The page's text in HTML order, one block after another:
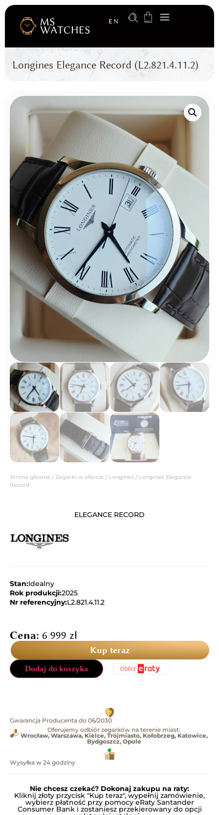
EN
Longines Elegance Record (L2.821.4.11.2)
Strona główna / Zegarki w ofercie / Longines / Longines Elegance
Record
ELEGANCE RECORD
Stan:Idealny
Rok produkcji:2025
Nr referencyjny:L2.821.4.11.2
Cena: 6 999 zł
Kup teraz
Dodaj do koszyka
Gwarancja Producenta do 06/2030
Oferujemy odbiór zegarków na terenie miast:
Wrocław, Warszawa, Kielce, Trójmiasto, Kołobrzeg, Katowice,
Bydgoszcz, Opole
Wysyłka w 24 godziny
Nie chcesz czekać? Dokonaj zakupu na raty:
Kliknij złoty przycisk "Kup teraz", wypełnij zamówienie,
wybierz płatność przy pomocy eRaty Santander
Consumer Bank i zostaniesz przekierowany do opcji